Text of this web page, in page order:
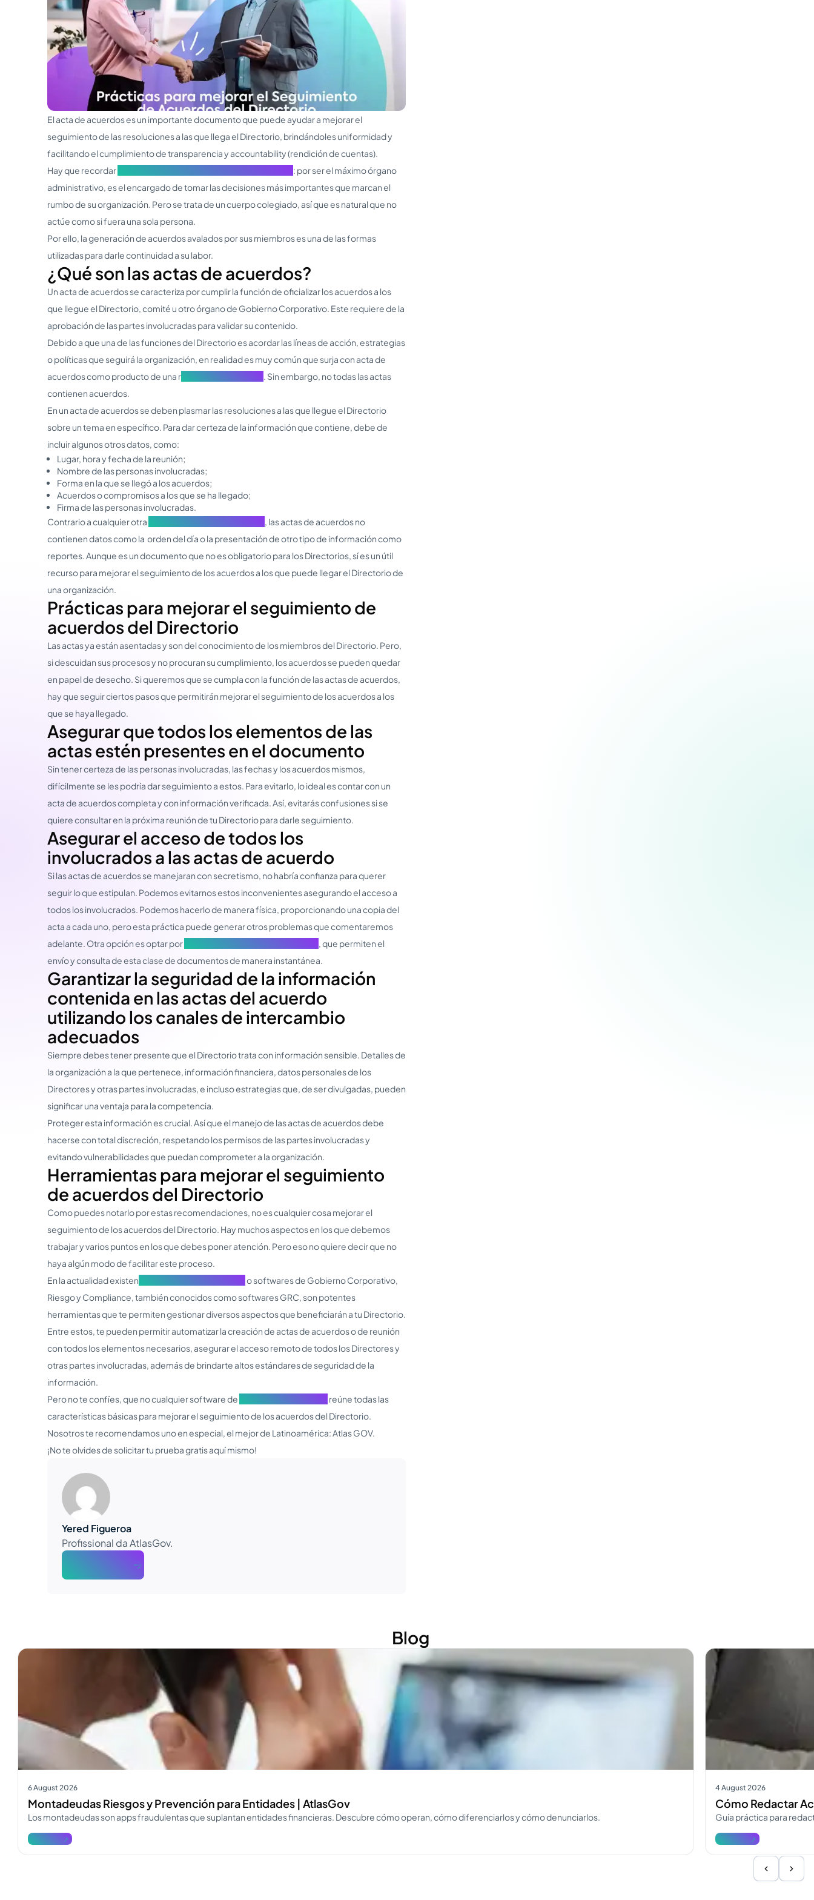
El acta de acuerdos es un importante documento que puede ayudar a mejorar el
seguimiento de las resoluciones a las que llega el Directorio, brindándoles uniformidad y
facilitando el cumplimiento de transparencia y accountability (rendición de cuentas).
Hay que recordar
: por ser el máximo órgano
administrativo, es el encargado de tomar las decisiones más importantes que marcan el
rumbo de su organización. Pero se trata de un cuerpo colegiado, así que es natural que no
actúe como si fuera una sola persona.
Por ello, la generación de acuerdos avalados por sus miembros es una de las formas
utilizadas para darle continuidad a su labor.
¿Qué son las actas de acuerdos?
Un acta de acuerdos se caracteriza por cumplir la función de oficializar los acuerdos a los
que llegue el Directorio, comité u otro órgano de Gobierno Corporativo. Este requiere de la
aprobación de las partes involucradas para validar su contenido.
Debido a que una de las funciones del Directorio es acordar las líneas de acción, estrategias
o políticas que seguirá la organización, en realidad es muy común que surja con acta de
acuerdos como producto de una r
. Sin embargo, no todas las actas
contienen acuerdos.
En un acta de acuerdos se deben plasmar las resoluciones a las que llegue el Directorio
sobre un tema en específico. Para dar certeza de la información que contiene, debe de
incluir algunos otros datos, como:
Lugar, hora y fecha de la reunión;
Nombre de las personas involucradas;
Forma en la que se llegó a los acuerdos;
Acuerdos o compromisos a los que se ha llegado;
Firma de las personas involucradas.
Contrario a cualquier otra
, las actas de acuerdos no
contienen datos como la orden del día o la presentación de otro tipo de información como
reportes. Aunque es un documento que no es obligatorio para los Directorios, sí es un útil
recurso para mejorar el seguimiento de los acuerdos a los que puede llegar el Directorio de
una organización.
Prácticas para mejorar el seguimiento de
acuerdos del Directorio
Las actas ya están asentadas y son del conocimiento de los miembros del Directorio. Pero,
si descuidan sus procesos y no procuran su cumplimiento, los acuerdos se pueden quedar
en papel de desecho. Si queremos que se cumpla con la función de las actas de acuerdos,
hay que seguir ciertos pasos que permitirán mejorar el seguimiento de los acuerdos a los
que se haya llegado.
Asegurar que todos los elementos de las
actas estén presentes en el documento
Sin tener certeza de las personas involucradas, las fechas y los acuerdos mismos,
difícilmente se les podría dar seguimiento a estos. Para evitarlo, lo ideal es contar con un
acta de acuerdos completa y con información verificada. Así, evitarás confusiones si se
quiere consultar en la próxima reunión de tu Directorio para darle seguimiento.
Asegurar el acceso de todos los
involucrados a las actas de acuerdo
Si las actas de acuerdos se manejaran con secretismo, no habría confianza para querer
seguir lo que estipulan. Podemos evitarnos estos inconvenientes asegurando el acceso a
todos los involucrados. Podemos hacerlo de manera física, proporcionando una copia del
acta a cada uno, pero esta práctica puede generar otros problemas que comentaremos
adelante. Otra opción es optar por
, que permiten el
envío y consulta de esta clase de documentos de manera instantánea.
Garantizar la seguridad de la información
contenida en las actas del acuerdo
utilizando los canales de intercambio
adecuados
Siempre debes tener presente que el Directorio trata con información sensible. Detalles de
la organización a la que pertenece, información financiera, datos personales de los
Directores y otras partes involucradas, e incluso estrategias que, de ser divulgadas, pueden
significar una ventaja para la competencia.
Proteger esta información es crucial. Así que el manejo de las actas de acuerdos debe
hacerse con total discreción, respetando los permisos de las partes involucradas y
evitando vulnerabilidades que puedan comprometer a la organización.
Herramientas para mejorar el seguimiento
de acuerdos del Directorio
Como puedes notarlo por estas recomendaciones, no es cualquier cosa mejorar el
seguimiento de los acuerdos del Directorio. Hay muchos aspectos en los que debemos
trabajar y varios puntos en los que debes poner atención. Pero eso no quiere decir que no
haya algún modo de facilitar este proceso.
En la actualidad existen
o softwares de Gobierno Corporativo,
Riesgo y Compliance, también conocidos como softwares GRC, son potentes
herramientas que te permiten gestionar diversos aspectos que beneficiarán a tu Directorio.
Entre estos, te pueden permitir automatizar la creación de actas de acuerdos o de reunión
con todos los elementos necesarios, asegurar el acceso remoto de todos los Directores y
otras partes involucradas, además de brindarte altos estándares de seguridad de la
información.
Pero no te confíes, que no cualquier software de
reúne todas las
características básicas para mejorar el seguimiento de los acuerdos del Directorio.
Nosotros te recomendamos uno en especial, el mejor de Latinoamérica: Atlas GOV.
¡No te olvides de solicitar tu prueba gratis aquí mismo!
Yered Figueroa
Profissional da AtlasGov.
Blog
Ver más
6 August 2026
Montadeudas Riesgos y Prevención para Entidades | AtlasGov
Los montadeudas son apps fraudulentas que suplantan entidades financieras. Descubre cómo operan, cómo diferenciarlos y cómo denunciarlos.
Ver más
Ver más
4 August 2026
Cómo Redactar
Guía práctica para
Ver más